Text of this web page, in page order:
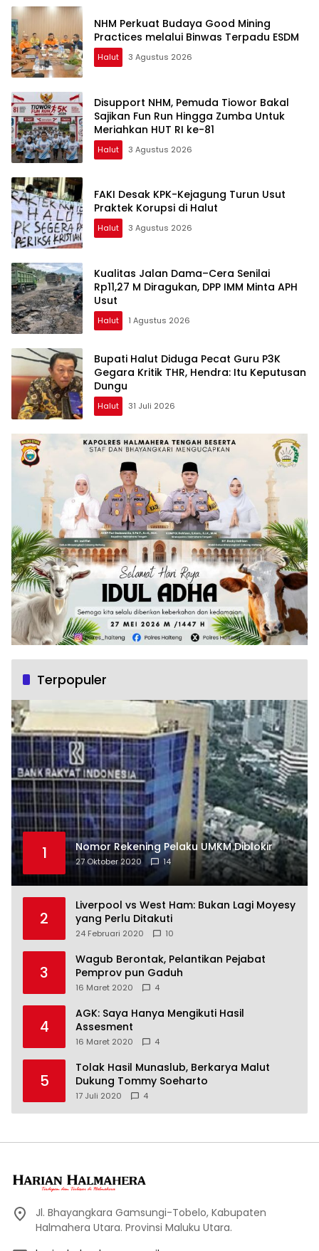
NHM Perkuat Budaya Good Mining
Practices melalui Binwas Terpadu ESDM
Halut 3 Agustus 2026
Disupport NHM, Pemuda Tiowor Bakal
Sajikan Fun Run Hingga Zumba Untuk
Meriahkan HUT RI ke-81
Halut 3 Agustus 2026
FAKI Desak KPK-Kejagung Turun Usut
Praktek Korupsi di Halut
Halut 3 Agustus 2026
Kualitas Jalan Dama–Cera Senilai
Rp11,27 M Diragukan, DPP IMM Minta APH
Usut
Halut 1 Agustus 2026
Bupati Halut Diduga Pecat Guru P3K
Gegara Kritik THR, Hendra: Itu Keputusan
Dungu
Halut 31 Juli 2026
Terpopuler
1 Nomor Rekening Pelaku UMKM Diblokir
27 Oktober 2020 14
2
Liverpool vs West Ham: Bukan Lagi Moyesy
yang Perlu Ditakuti
24 Februari 2020 10
3
Wagub Berontak, Pelantikan Pejabat
Pemprov pun Gaduh
16 Maret 2020 4
4
AGK: Saya Hanya Mengikuti Hasil
Assesment
16 Maret 2020 4
5
Tolak Hasil Munaslub, Berkarya Malut
Dukung Tommy Soeharto
17 Juli 2020 4
Jl. Bhayangkara Gamsungi-Tobelo, Kabupaten
Halmahera Utara. Provinsi Maluku Utara.